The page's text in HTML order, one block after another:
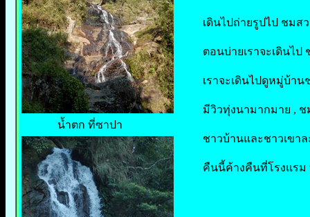
น้ำตก ที่ซาปา
เดินไปถ่ายรูปไป ชมส
ตอนบ่ายเราจะเดินไป
เราจะเดินไปดูหมู่บ้าน
มีวิวทุ่งนามากมาย ,
ชาวบ้านและชาวเขา
คืนนี้ค้างคืนที่โรงแร